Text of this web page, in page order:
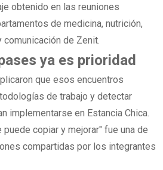
obtenido en las reuniones
de medicina, nutrición,
de Zenit.
ya es prioridad
que esos encuentros
de trabajo y detectar
implementarse en Estancia Chica.
puede copiar y mejorar" fue una de
compartidas por los integrantes